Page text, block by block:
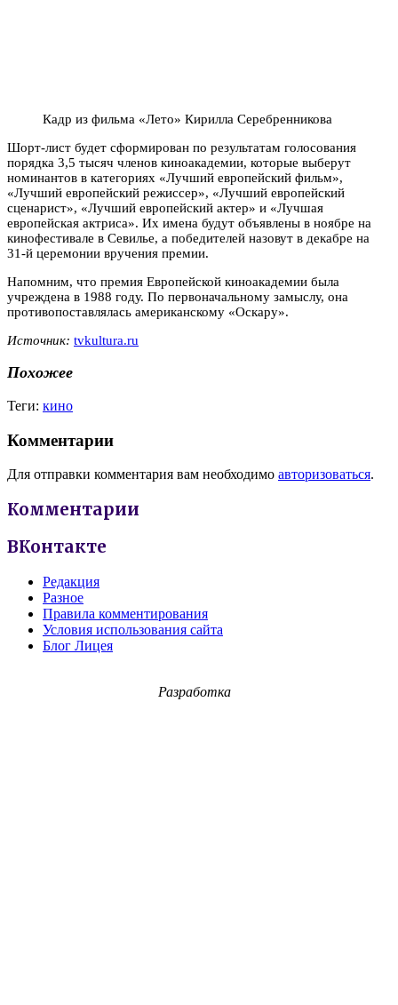
Кадр из фильма «Лето» Кирилла Серебренникова
Шорт-лист будет сформирован по результатам голосования
порядка 3,5 тысяч членов киноакадемии, которые выберут
номинантов в категориях «Лучший европейский фильм»,
«Лучший европейский режиссер», «Лучший европейский
сценарист», «Лучший европейский актер» и «Лучшая
европейская актриса». Их имена будут объявлены в ноябре на
кинофестивале в Севилье, а победителей назовут в декабре на
31-й церемонии вручения премии.
Напомним, что премия Европейской киноакадемии была
учреждена в 1988 году. По первоначальному замыслу, она
противопоставлялась американскому «Оскару».
Источник: tvkultura.ru
Похожее
Теги: кино
Комментарии
Для отправки комментария вам необходимо авторизоваться.
Комментарии
ВКонтакте
Редакция
Разное
Правила комментирования
Условия использования сайта
Блог Лицея
Разработка